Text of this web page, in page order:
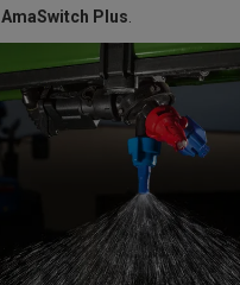
AmaSwitch Plus